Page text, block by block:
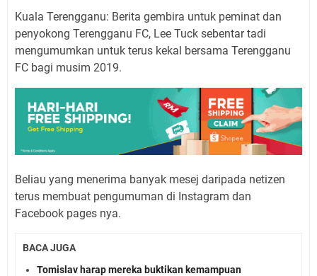
Kuala Terengganu: Berita gembira untuk peminat dan
penyokong Terengganu FC, Lee Tuck sebentar tadi
mengumumkan untuk terus kekal bersama Terengganu
FC bagi musim 2019.
Beliau yang menerima banyak mesej daripada netizen
terus membuat pengumuman di Instagram dan
Facebook pages nya.
BACA JUGA
Tomislav harap mereka buktikan kemampuan